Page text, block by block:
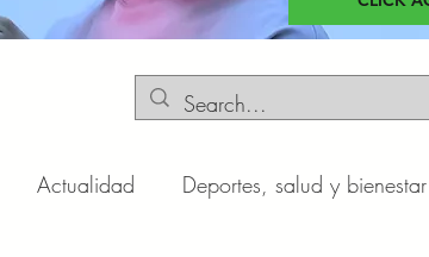
Actualidad Deportes, salud y bienestar